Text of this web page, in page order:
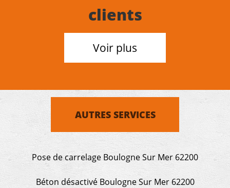
clients
Voir plus
AUTRES SERVICES
Pose de carrelage Boulogne Sur Mer 62200
Béton désactivé Boulogne Sur Mer 62200